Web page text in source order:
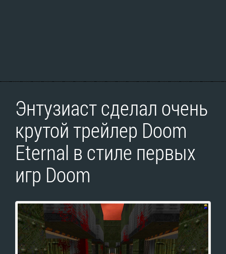
Энтузиаст сделал очень
крутой трейлер Doom
Eternal в стиле первых
игр Doom